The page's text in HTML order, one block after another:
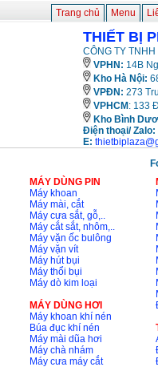
Trang chủ Menu
THIẾT BỊ
CÔNG TY
VPHN: 14B
Kho Hà Nội:
VPĐN: 273
VPHCM : 133
Kho Bình
Điện thoại/ Zalo:
E:
MÁY DÙNG PIN
Máy khoan
Máy mài, cắt
Máy cưa sắt, gỗ,..
Máy cắt sắt, nhôm,..
Máy vặn ốc bulông
Máy vặn vít
Máy hút bụi
Máy thổi bụi
Máy dò kim loại
MÁY DÙNG HƠI
Máy khoan khí nén
Búa đục khí nén
Máy mài dũa hơi
Máy chà nhám
Máy cưa máy cắt